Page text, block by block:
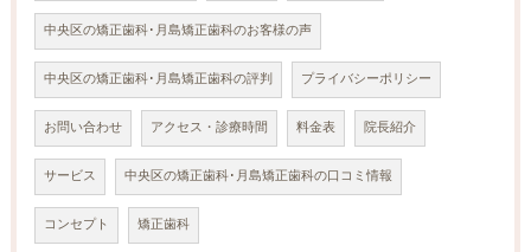
中央区の矯正歯科･月島矯正歯科のお客様の声
中央区の矯正歯科･月島矯正歯科の評判 プライバシーポリシー
お問い合わせ アクセス・診療時間 料金表 院長紹介
サービス 中央区の矯正歯科･月島矯正歯科の口コミ情報
コンセプト 矯正歯科